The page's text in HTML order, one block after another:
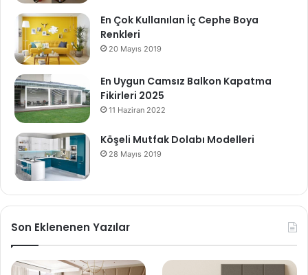
En Çok Kullanılan İç Cephe Boya
Renkleri
20 Mayıs 2019
En Uygun Camsız Balkon Kapatma
Fikirleri 2025
11 Haziran 2022
Köşeli Mutfak Dolabı Modelleri
28 Mayıs 2019
Son Eklenenen Yazılar